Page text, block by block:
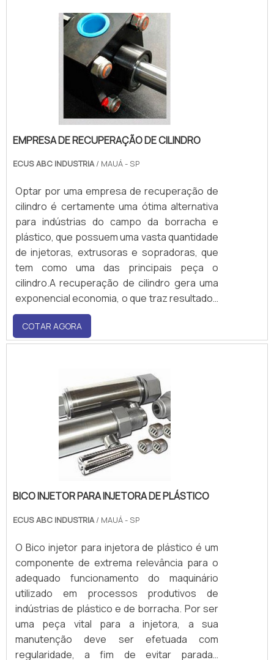
de serem des.
EMPRESA DE RECUPERAÇÃO DE CILINDRO
ECUS ABC INDUSTRIA/ MAUÁ - SP
Optar por uma empresa de recuperação de
cilindro é certamente uma ótima alternativa
para indústrias do campo da borracha e
plástico, que possuem uma vasta quantidade
de injetoras, extrusoras e sopradoras, que
tem como uma das principais peça o
cilindro.A recuperação de cilindro gera uma
exponencial economia, o que traz resultados
em termos de controle de gestão mais
eficiente. Além disso, a empresa evita perda
de produtiva, em decorrência do estado da
COTAR AGORA
BICO INJETOR PARA INJETORA DE PLÁSTICO
ECUS ABC INDUSTRIA/ MAUÁ - SP
O Bico injetor para injetora de plástico é um
componente de extrema relevância para o
adequado funcionamento do maquinário
utilizado em processos produtivos de
indústrias de plástico e de borracha. Por ser
uma peça vital para a injetora, a sua
manutenção deve ser efetuada com
regularidade, a fim de evitar paradas